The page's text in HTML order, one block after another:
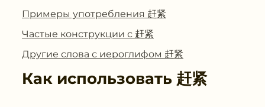
Примеры употребления 赶紧
Частые конструкции с 赶紧
Другие слова с иероглифом 赶紧
Как использовать 赶紧